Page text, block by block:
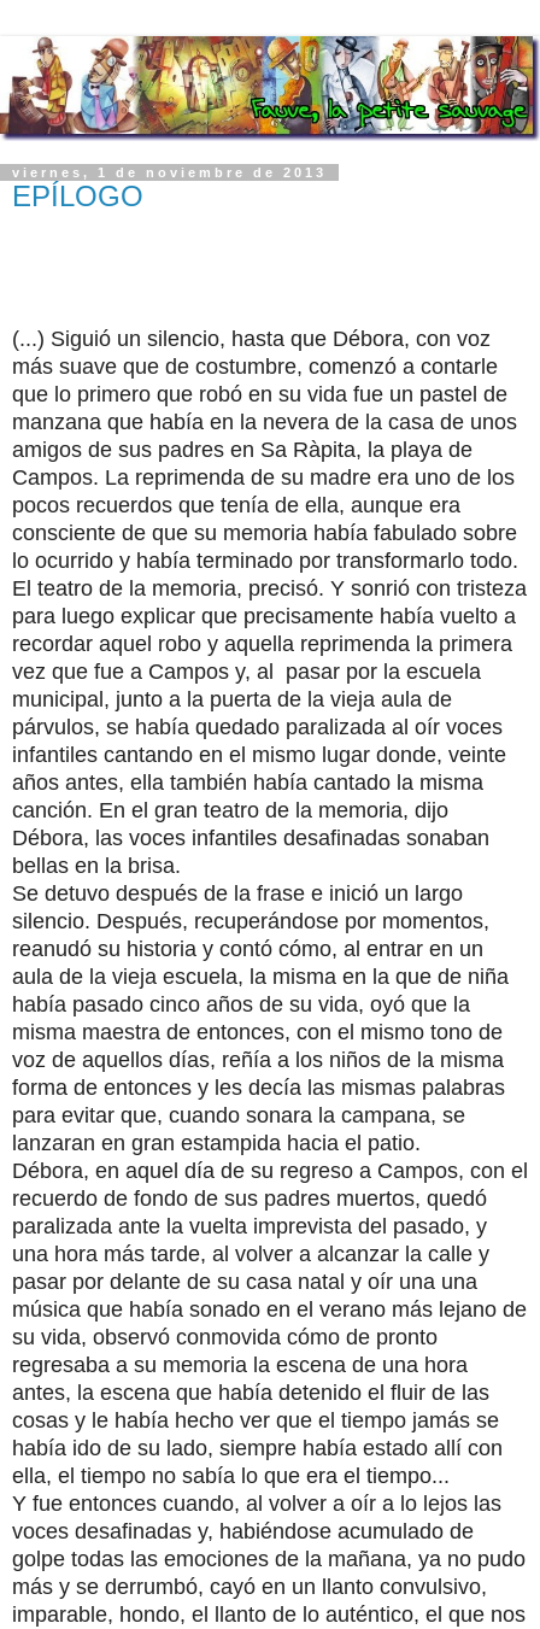
viernes, 1 de noviembre de 2013
EPÍLOGO
(...) Siguió un silencio, hasta que Débora, con voz
más suave que de costumbre, comenzó a contarle
que lo primero que robó en su vida fue un pastel de
manzana que había en la nevera de la casa de unos
amigos de sus padres en Sa Ràpita, la playa de
Campos. La reprimenda de su madre era uno de los
pocos recuerdos que tenía de ella, aunque era
consciente de que su memoria había fabulado sobre
lo ocurrido y había terminado por transformarlo todo.
El teatro de la memoria, precisó. Y sonrió con tristeza
para luego explicar que precisamente había vuelto a
recordar aquel robo y aquella reprimenda la primera
vez que fue a Campos y, al pasar por la escuela
municipal, junto a la puerta de la vieja aula de
párvulos, se había quedado paralizada al oír voces
infantiles cantando en el mismo lugar donde, veinte
años antes, ella también había cantado la misma
canción. En el gran teatro de la memoria, dijo
Débora, las voces infantiles desafinadas sonaban
bellas en la brisa.
Se detuvo después de la frase e inició un largo
silencio. Después, recuperándose por momentos,
reanudó su historia y contó cómo, al entrar en un
aula de la vieja escuela, la misma en la que de niña
había pasado cinco años de su vida, oyó que la
misma maestra de entonces, con el mismo tono de
voz de aquellos días, reñía a los niños de la misma
forma de entonces y les decía las mismas palabras
para evitar que, cuando sonara la campana, se
lanzaran en gran estampida hacia el patio.
Débora, en aquel día de su regreso a Campos, con el
recuerdo de fondo de sus padres muertos, quedó
paralizada ante la vuelta imprevista del pasado, y
una hora más tarde, al volver a alcanzar la calle y
pasar por delante de su casa natal y oír una una
música que había sonado en el verano más lejano de
su vida, observó conmovida cómo de pronto
regresaba a su memoria la escena de una hora
antes, la escena que había detenido el fluir de las
cosas y le había hecho ver que el tiempo jamás se
había ido de su lado, siempre había estado allí con
ella, el tiempo no sabía lo que era el tiempo...
Y fue entonces cuando, al volver a oír a lo lejos las
voces desafinadas y, habiéndose acumulado de
golpe todas las emociones de la mañana, ya no pudo
más y se derrumbó, cayó en un llanto convulsivo,
imparable, hondo, el llanto de lo auténtico, el que nos